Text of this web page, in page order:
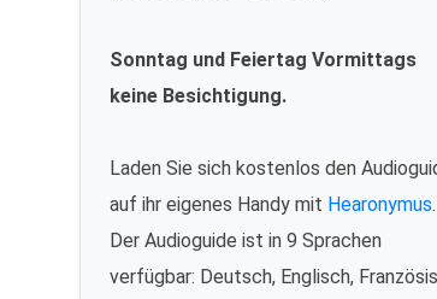
Sonntag und Feiertag Vormittags
keine Besichtigung.
Laden Sie sich kostenlos den
auf ihr eigenes Handy mit Hearonymus.
Der Audioguide ist in 9 Sprachen
verfügbar: Deutsch, Englisch,